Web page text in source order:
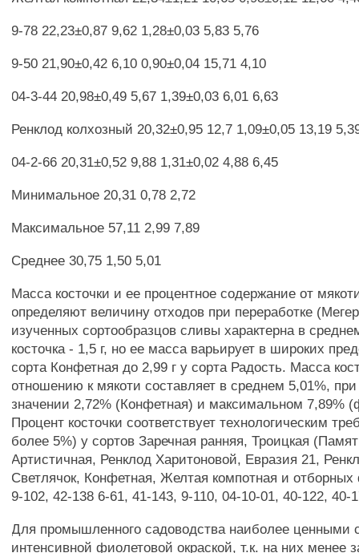
9-78 22,23±0,87 9,62 1,28±0,03 5,83 5,76
9-50 21,90±0,42 6,10 0,90±0,04 15,71 4,10
04-3-44 20,98±0,49 5,67 1,39±0,03 6,01 6,63
Ренклод колхозный 20,32±0,95 12,7 1,09±0,05 13,19
04-2-66 20,31±0,52 9,88 1,31±0,02 4,88 6,45
Минимальное 20,31 0,78 2,72
Максимальное 57,11 2,99 7,89
Среднее 30,75 1,50 5,01
Масса косточки и ее процентное содержание от
определяют величину отходов при переработке
изученных сортообразцов сливы характерна в
косточка - 1,5 г, но ее масса варьирует в широких
сорта Конфетная до 2,99 г у сорта Радость. Масса
отношению к мякоти составляет в среднем 5,01%,
значении 2,72% (Конфетная) и максимальном 7,89%
Процент косточки соответствует технологическим
более 5%) у сортов Заречная ранняя, Троицкая
Артистичная, Ренклод Харитоновой, Евразия 21,
Светлячок, Конфетная, Желтая компотная и
9-102, 42-138 6-61, 41-143, 9-110, 04-10-01, 40-122, 40-
Для промышленного садоводства наиболее ценными
интенсивной фиолетовой окраской, т.к. на них менее